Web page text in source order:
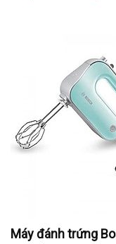
Máy đánh trứng